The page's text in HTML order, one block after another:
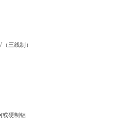
三线制）
或硬制铝